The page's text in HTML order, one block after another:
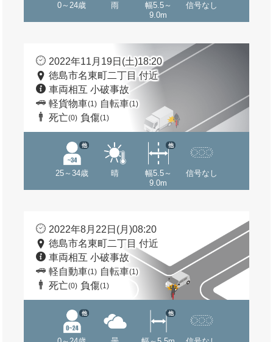
0～24歳 雨
幅5.5～
9.0m
信号なし
2022年11月19日(土)18:20
徳島市名東町二丁目 付近
車両相互 小破事故
軽貨物車(1) 自転車(1)
死亡(0) 負傷(1)
25～34歳
他
晴
幅5.5～
9.0m
他
信号なし
2022年8月22日(月)08:20
徳島市名東町二丁目 付近
車両相互 小破事故
軽自動車(1) 自転車(1)
死亡(0) 負傷(1)
他 他